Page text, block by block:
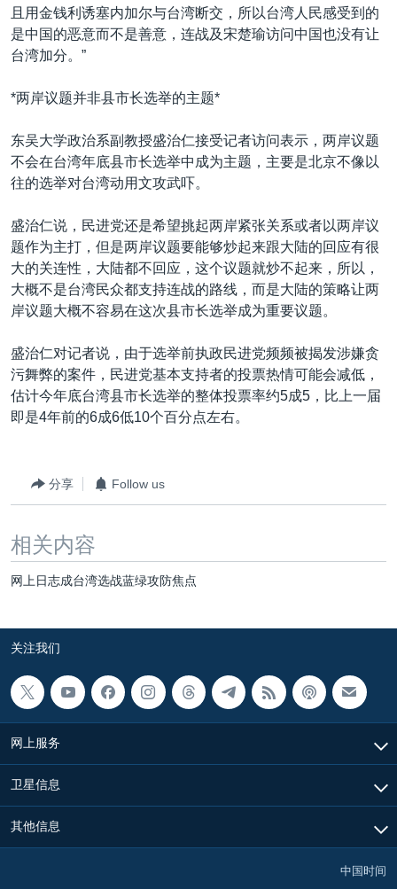
且用金钱利诱塞内加尔与台湾断交，所以台湾人民感受到的
是中国的恶意而不是善意，连战及宋楚瑜访问中国也没有让
台湾加分。”
*两岸议题并非县市长选举的主题*
东吴大学政治系副教授盛治仁接受记者访问表示，两岸议题
不会在台湾年底县市长选举中成为主题，主要是北京不像以
往的选举对台湾动用文攻武吓。
盛治仁说，民进党还是希望挑起两岸紧张关系或者以两岸议
题作为主打，但是两岸议题要能够炒起来跟大陆的回应有很
大的关连性，大陆都不回应，这个议题就炒不起来，所以，
大概不是台湾民众都支持连战的路线，而是大陆的策略让两
岸议题大概不容易在这次县市长选举成为重要议题。
盛治仁对记者说，由于选举前执政民进党频频被揭发涉嫌贪
污舞弊的案件，民进党基本支持者的投票热情可能会减低，
估计今年底台湾县市长选举的整体投票率约5成5，比上一届
即是4年前的6成6低10个百分点左右。
分享 Follow us
相关内容
网上日志成台湾选战蓝绿攻防焦点
关注我们
网上服务
卫星信息
其他信息
中国时间